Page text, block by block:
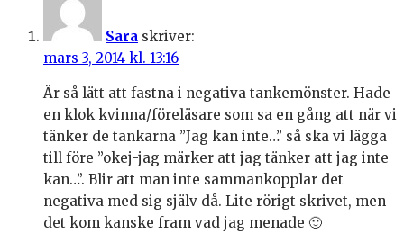
Sara skriver:
mars 3, 2014 kl. 13:16
Är så lätt att fastna i negativa tankemönster. Hade
en klok kvinna/föreläsare som sa en gång att när vi
tänker de tankarna ”Jag kan inte…” så ska vi lägga
till före ”okej-jag märker att jag tänker att jag inte
kan…”. Blir att man inte sammankopplar det
negativa med sig själv då. Lite rörigt skrivet, men
det kom kanske fram vad jag menade 🙂